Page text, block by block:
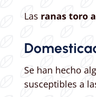
Las ranas toro
Se han hecho
susceptibles a